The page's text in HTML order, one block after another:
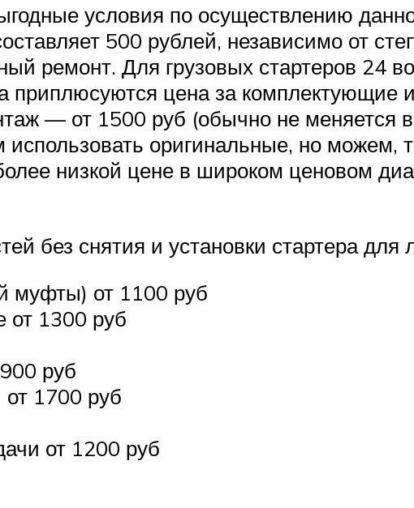
условия по осуществлению
500 рублей, независимо от
ремонт. Для грузовых стартеров 24
приплюсуются цена за комплектующие
— от 1500 руб (обычно не меняется
оригинальные, но можем,
низкой цене в широком ценовом
без снятия и установки стартера
муфты) от 1100 руб
от 1300 руб
руб
от 1700 руб
от 1200 руб